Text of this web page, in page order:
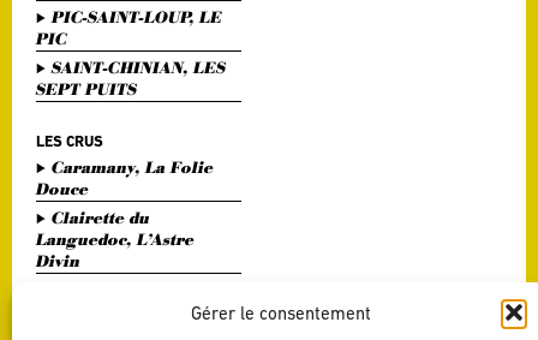
Gérer le consentement
PIC-SAINT-LOUP, LE
PIC
SAINT-CHINIAN, LES
SEPT PUITS
LES CRUS
Caramany, La Folie
Douce
Clairette du
Languedoc, L’Astre
Divin